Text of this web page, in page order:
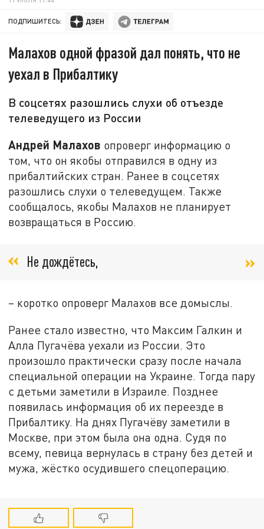
ПОДПИШИТЕСЬ:
Малахов одной фразой дал понять, что не
уехал в Прибалтику
В соцсетях разошлись слухи об отъезде
телеведущего из России
Андрей Малахов опроверг информацию о
том, что он якобы отправился в одну из
прибалтийских стран. Ранее в соцсетях
разошлись слухи о телеведущем. Также
сообщалось, якобы Малахов не планирует
возвращаться в Россию.
Не дождётесь,
– коротко опроверг Малахов все домыслы.
Ранее стало известно, что Максим Галкин и
Алла Пугачёва уехали из России. Это
произошло практически сразу после начала
специальной операции на Украине. Тогда пару
с детьми заметили в Израиле. Позднее
появилась информация об их переезде в
Прибалтику. На днях Пугачёву заметили в
Москве, при этом была она одна. Судя по
всему, певица вернулась в страну без детей и
мужа, жёстко осудившего спецоперацию.